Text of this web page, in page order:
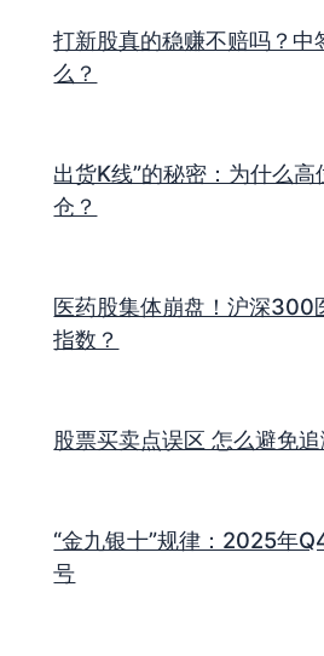
打新股真的稳赚不赔吗？中
么？
出货K线”的秘密：为什么高
仓？
医药股集体崩盘！沪深300
指数？
股票买卖点误区 怎么避免
“金九银十”规律：2025年
号